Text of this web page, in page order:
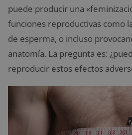
puede producir una
funciones reproductivas como
de esperma, o incluso
anatomía. La pregunta es:
reproducir estos efectos